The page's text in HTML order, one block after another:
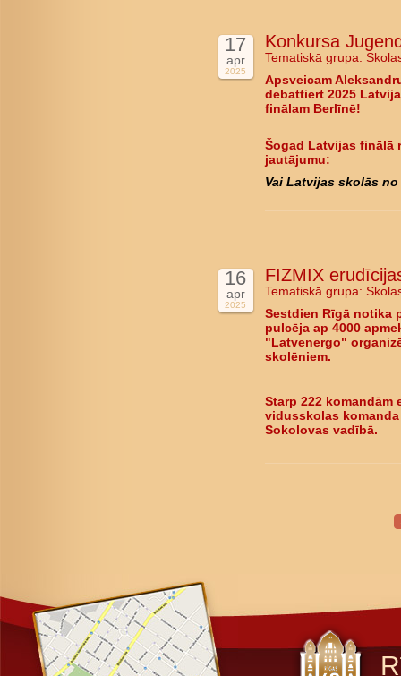
17
apr
2025
Konkursa
Tematiskā grupa:
Apsveicam
debattiert 2025
finālam Berlīnē!
Šogad Latvijas finālā
jautājumu:
Vai Latvijas skolās
16
apr
2025
FIZMIX
Tematiskā grupa:
Sestdien Rīgā notika
pulcēja ap 4000
"Latvenergo"
skolēniem.
Starp 222 komandām
vidusskolas
Sokolovas vadībā.